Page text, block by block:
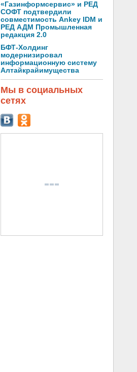
«Газинформсервис» и РЕД
СОФТ подтвердили
совместимость Ankey IDM и
РЕД АДМ Промышленная
редакция 2.0
БФТ-Холдинг
модернизировал
информационную систему
Алтайкрайимущества
Мы в социальных
сетях